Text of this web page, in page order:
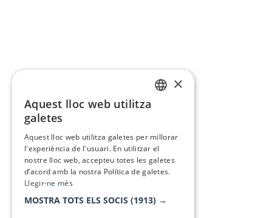
×
Aquest lloc web utilitza
galetes
Aquest lloc web utilitza galetes per millorar
l'experiència de l'usuari. En utilitzar el
nostre lloc web, accepteu totes les galetes
d’acord amb la nostra Política de galetes.
Llegir-ne més
MOSTRA TOTS ELS SOCIS (1913) →